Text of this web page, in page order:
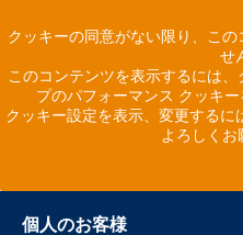
クッキーの同意がない限り、こ
せ
このコンテンツを表示するには
プのパフォーマンス クッキ
クッキー設定を表示、変更するに
よろしくお
個人のお客様